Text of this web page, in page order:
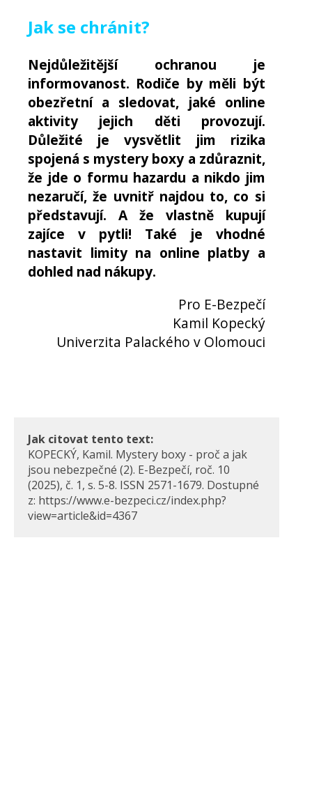
Jak se chránit?
Nejdůležitější ochranou je
informovanost. Rodiče by měli být
obezřetní a sledovat, jaké online
aktivity jejich děti provozují.
Důležité je vysvětlit jim rizika
spojená s mystery boxy a zdůraznit,
že jde o formu hazardu a nikdo jim
nezaručí, že uvnitř najdou to, co si
představují. A že vlastně kupují
zajíce v pytli! Také je vhodné
nastavit limity na online platby a
dohled nad nákupy.
Pro E-Bezpečí
Kamil Kopecký
Univerzita Palackého v Olomouci
Jak citovat tento text:
KOPECKÝ, Kamil. Mystery boxy - proč a jak
jsou nebezpečné (2). E-Bezpečí, roč. 10
(2025), č. 1, s. 5-8. ISSN 2571-1679. Dostupné
z: https://www.e-bezpeci.cz/index.php?
view=article&id=4367